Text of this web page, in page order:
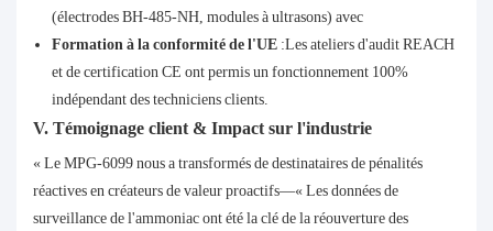
(électrodes BH-485-NH, modules à ultrasons) avec
Formation à la conformité de l'UE :Les ateliers d'audit REACH
et de certification CE ont permis un fonctionnement 100%
indépendant des techniciens clients.
V. Témoignage client & Impact sur l'industrie
« Le MPG-6099 nous a transformés de destinataires de pénalités
réactives en créateurs de valeur proactifs—« Les données de
surveillance de l'ammoniac ont été la clé de la réouverture des